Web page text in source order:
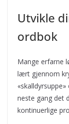
Utvikle
ordbok
Mange erfarne
lært gjennom
neste gang det
kontinuerlige